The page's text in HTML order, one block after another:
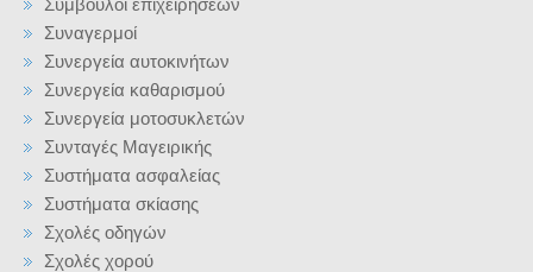
Σύμβουλοι επιχειρήσεων
Συναγερμοί
Συνεργεία αυτοκινήτων
Συνεργεία καθαρισμού
Συνεργεία μοτοσυκλετών
Συνταγές Μαγειρικής
Συστήματα ασφαλείας
Συστήματα σκίασης
Σχολές οδηγών
Σχολές χορού